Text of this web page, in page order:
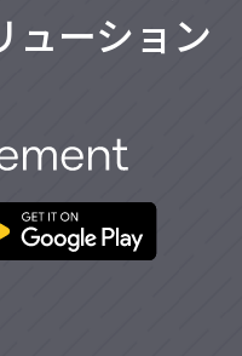
ューション